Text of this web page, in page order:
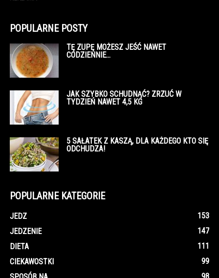
POPULARNE POSTY
TĘ ZUPĘ MOŻESZ JEŚĆ NAWET
CODZIENNIE…
JAK SZYBKO SCHUDNĄĆ? ZRZUĆ W
TYDZIEŃ NAWET 4,5 KG
5 SAŁATEK Z KASZĄ, DLA KAŻDEGO KTO SIĘ
ODCHUDZA!
POPULARNE KATEGORIE
JEDZ
153
JEDZENIE
147
DIETA
111
CIEKAWOSTKI
99